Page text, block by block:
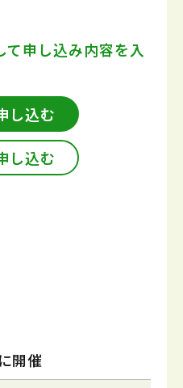
て申し込み内容を入
し込む
し込む
開催